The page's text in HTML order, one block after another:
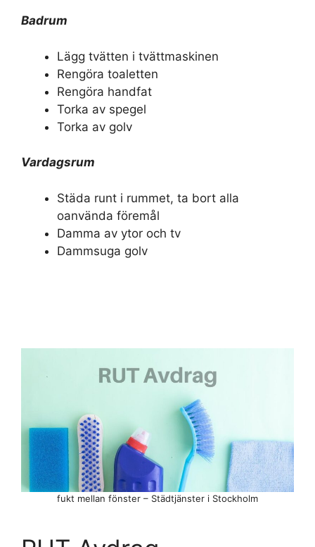
Badrum
Lägg tvätten i tvättmaskinen
Rengöra toaletten
Rengöra handfat
Torka av spegel
Torka av golv
Vardagsrum
Städa runt i rummet, ta bort alla
oanvända föremål
Damma av ytor och tv
Dammsuga golv
fukt mellan fönster – Städtjänster i Stockholm